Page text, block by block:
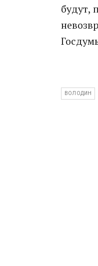
будут,
ВОЛОДИН